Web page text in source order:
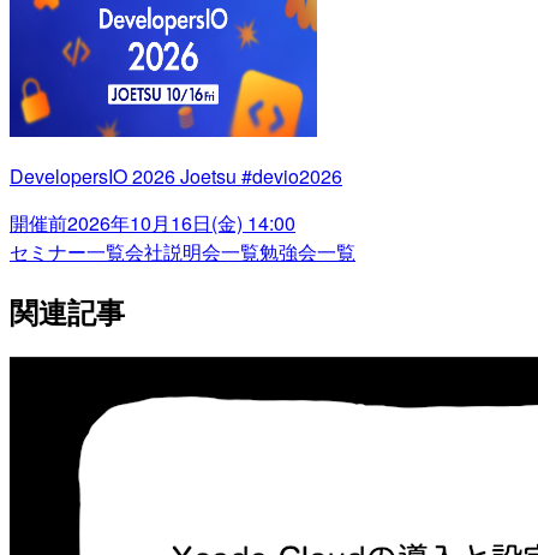
DevelopersIO 2026 Joetsu #devio2026
開催前2026年10月16日(金) 14:00
セミナー一覧会社説明会一覧勉強会一覧
関連記事